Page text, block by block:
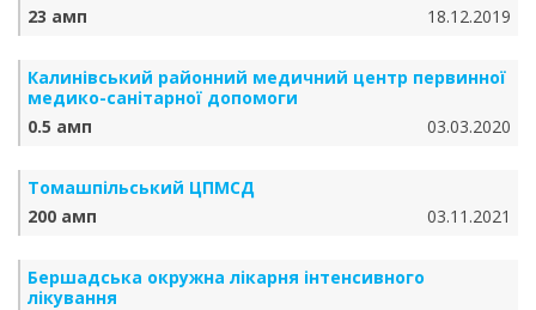
23 амп
18.12.2019
Калинівський районний медичний центр первинної
медико-санітарної допомоги
0.5 амп
03.03.2020
Томашпільський ЦПМСД
200 амп
03.11.2021
Бершадська окружна лікарня інтенсивного
лікування